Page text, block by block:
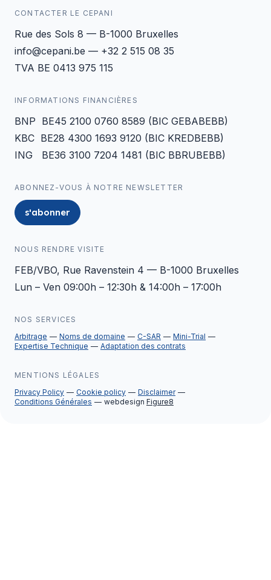
CONTACTER LE CEPANI
Rue des Sols 8 — B-1000 Bruxelles
info@cepani.be — +32 2 515 08 35
TVA BE 0413 975 115
INFORMATIONS FINANCIÈRES
BNP BE45 2100 0760 8589 (BIC GEBABEBB)
KBC BE28 4300 1693 9120 (BIC KREDBEBB)
ING BE36 3100 7204 1481 (BIC BBRUBEBB)
ABONNEZ-VOUS À NOTRE NEWSLETTER
s'abonner
NOUS RENDRE VISITE
FEB/VBO, Rue Ravenstein 4 — B-1000 Bruxelles
Lun – Ven 09:00h – 12:30h & 14:00h – 17:00h
NOS SERVICES
Arbitrage
Noms de domaine C-SAR
Mini-Trial
Expertise Technique
Adaptation des contrats
MENTIONS LÉGALES
Privacy Policy
Cookie policy
Disclaimer
Conditions Générales
webdesign Figure8